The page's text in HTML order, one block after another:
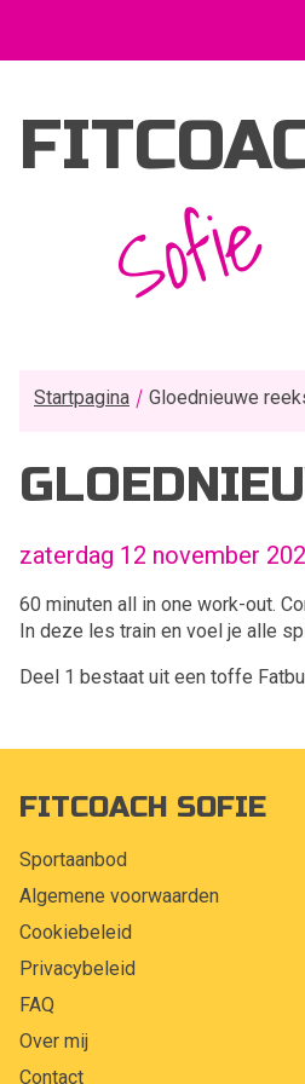
Sofie
Startpagina Gloednieuwe
zaterdag 12 november
60 minuten all in one work-out.
In deze les train en voel je alle
Deel 1 bestaat uit een toffe
FITCOACH SOFIE
Sportaanbod
Algemene voorwaarden
Cookiebeleid
Privacybeleid
FAQ
Over mij
Contact